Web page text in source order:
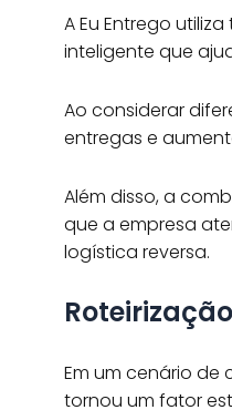
A Eu Entrego
inteligente que
Ao considerar
entregas e
Além disso, a
que a empresa
logística reversa.
Em um cenário
tornou um fator